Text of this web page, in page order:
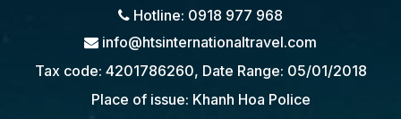
Hotline: 0918 977 968
info@htsinternationaltravel.com
Tax code: 4201786260, Date Range: 05/01/2018
Place of issue: Khanh Hoa Police